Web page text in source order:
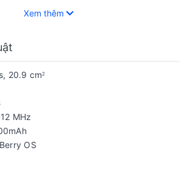
mềm mại hơn so với phiên bản
BlackBerry 8700
nổi bật là máy sử dụng một
Xem thêm
20.9 cm2
MHz
OS